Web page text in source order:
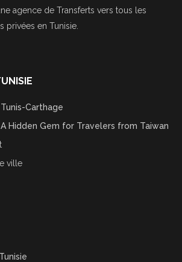
agence de Transferts vers tous les
privées en Tunisie.
Carthage
A Hidden Gem for Travelers from Taiwan
ville